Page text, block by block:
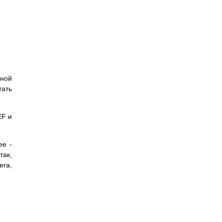
и
-